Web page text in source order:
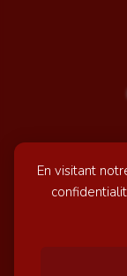
En visitant